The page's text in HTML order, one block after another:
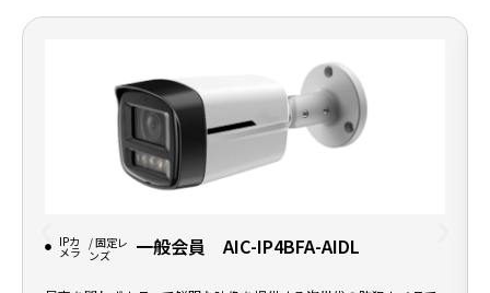
IPカ
メラ
/ 固定レ
ンズ
一般会員 AIC-IP4BFA-AIDL